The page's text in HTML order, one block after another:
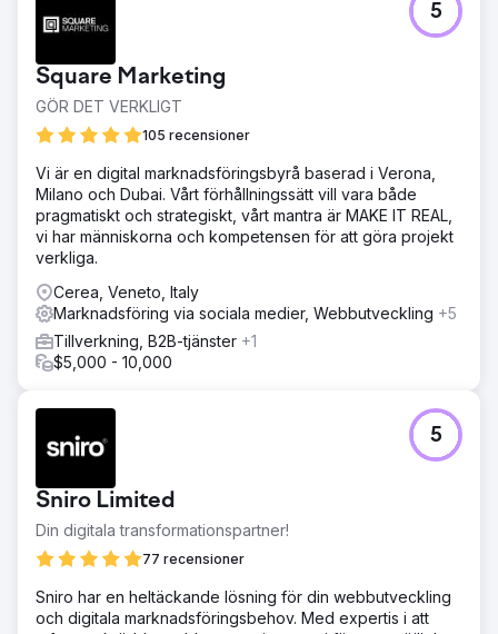
Square Marketing
GÖR DET VERKLIGT
105 recensioner
5
Vi är en digital marknadsföringsbyrå baserad i Verona,
Milano och Dubai. Vårt förhållningssätt vill vara både
pragmatiskt och strategiskt, vårt mantra är MAKE IT REAL,
vi har människorna och kompetensen för att göra projekt
verkliga.
Cerea, Veneto, Italy
Marknadsföring via sociala medier, Webbutveckling +5
Tillverkning, B2B-tjänster +1
$5,000 - 10,000
Sniro Limited
Din digitala transformationspartner!
77 recensioner
5
Sniro har en heltäckande lösning för din webbutveckling
och digitala marknadsföringsbehov. Med expertis i att